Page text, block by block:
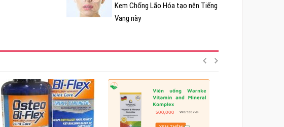
Kem Chống Lão Hóa tạo nên Tiếng
Vang này